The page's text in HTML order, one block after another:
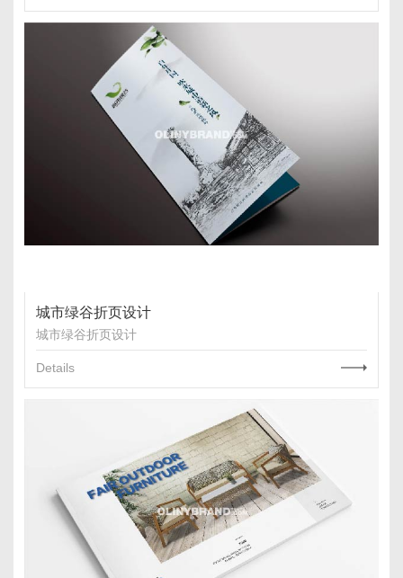
城市绿谷折页设计
城市绿谷折页设计
Details